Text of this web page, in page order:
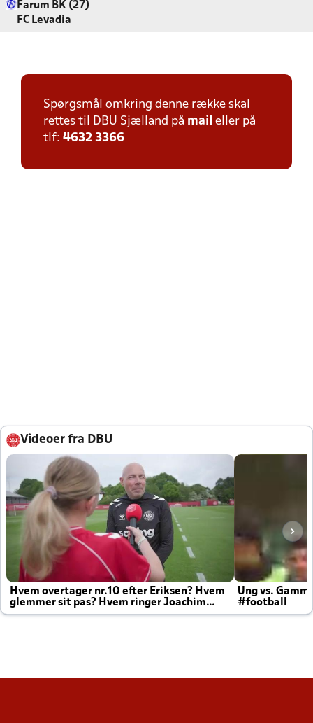
Farum BK (27)
FC Levadia
Spørgsmål omkring denne række skal
rettes til DBU Sjælland på mail eller på
tlf: 4632 3366
Videoer fra DBU
Hvem overtager nr.10 efter Eriksen? Hvem
glemmer sit pas? Hvem ringer Joachim
altid til efter kampe?
Ung vs.
#football